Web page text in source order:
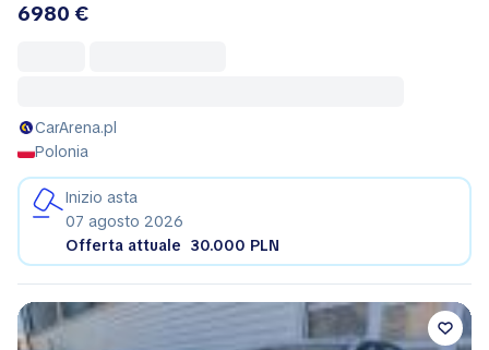
6980 €
CarArena.pl
Polonia
Inizio asta
07 agosto 2026
Offerta attuale 30.000 PLN